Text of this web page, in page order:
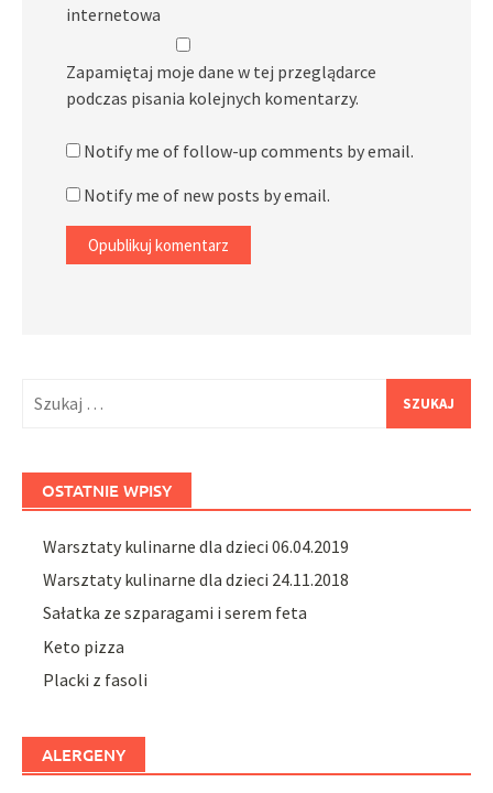
internetowa
Zapamiętaj moje dane w tej przeglądarce
podczas pisania kolejnych komentarzy.
Notify me of follow-up comments by email.
Notify me of new posts by email.
OSTATNIE WPISY
Warsztaty kulinarne dla dzieci 06.04.2019
Warsztaty kulinarne dla dzieci 24.11.2018
Sałatka ze szparagami i serem feta
Keto pizza
Placki z fasoli
ALERGENY